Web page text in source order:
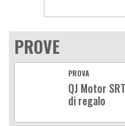
PROVE
PROVA
QJ Motor
di regalo